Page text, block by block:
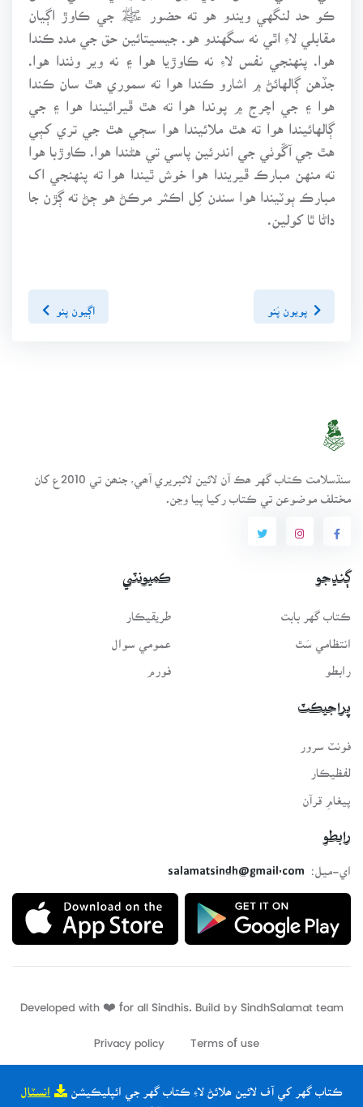
ڪتاب گهر کي آف لائين ھلائڻ لاءِ ڪتاب گهر جي ائپليڪيشن انسٽال
ڪو حد لنگهي ويندو هو ته حضور ﷺ جي ڪاوڙ اڳيان
مقابلي لاءِ اٿي نه سگهندو هو. جيسيتائين حق جي مدد ڪندا
هوا. پنهنجي نفس لاءِ نه ڪاوڙيا هوا ۽ نه وير وٺندا هوا.
جڏهن ڳالهائڻ ۾ اشارو ڪندا هوا ته سموري هٿ سان ڪندا
هوا ۽ جي اچرج ۾ پوندا هوا ته هٿ ڦيرائيندا هوا ۽ جي
ڳالهائيندا هوا ته هٿ ملائيندا هوا سڄي هٿ جي تري کٻي
هٿ جي آڱوٺي جي اندرئين پاسي تي هڻندا هوا. ڪاوڙبا هوا
ته منهن مبارڪ ڦيريندا هوا خوش ٿيندا هوا ته پنهنجي اک
مبارڪ ٻوٽيندا هوا سندن کِل اڪثر مرڪڻ هو ڄڻ ته ڳڙن جا
داڻا ٿا کولين.
پويون پَنو اڳيون پنو
سنڌسلامت ڪتاب گهر ھڪ آن لائين لائبريري آھي، جنھن تي 2010ع کان
مختلف موضوعن تي ڪتاب رکيا پيا وڃن.
ڳنڍجو
ڪتاب گهر بابت
انتظامي سَٿ
رابطو
ڪميونٽي
طريقيڪار
عمومي سوال
فورم
پراجيڪٽ
لفظيڪار
پيغامِ قرآن
رابطو
اي-ميل:
salamatsindh@gmail.com
Developed with ❤️ for all Sindhis. Build by
Terms of use